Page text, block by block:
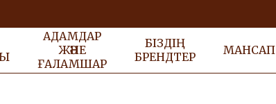
АДАМДАР
ЖӘНЕ
ҒАЛАМШАР
БІЗДІҢ
БРЕНДТЕР
МАНСАП